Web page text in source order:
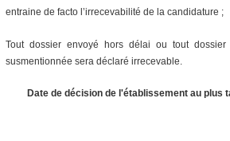
entraine de facto l’irrecevabilité de la candidature ;
Tout dossier envoyé hors délai ou tout
susmentionnée sera déclaré irrecevable.
Date de décision de l'établissement au plus